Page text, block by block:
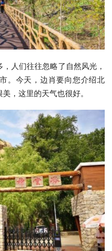
人们往往忽略了自然风光，
。今天，边肖要向您介绍北
，这里的天气也很好。